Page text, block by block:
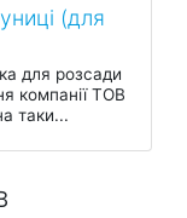
(для
для розсади
компанії ТОВ
таки...